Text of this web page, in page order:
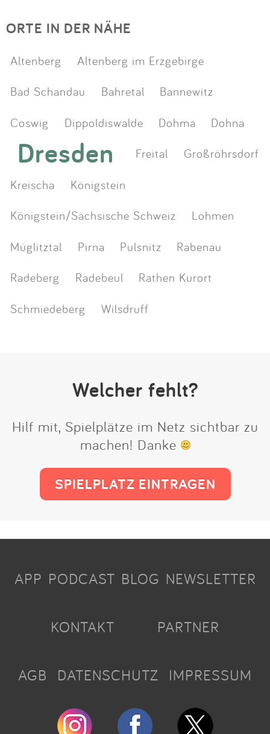
ORTE IN DER NÄHE
Altenberg
Altenberg im Erzgebirge
Bad Schandau
Bahretal
Bannewitz
Coswig
Dippoldiswalde Dohma Dohna
Dresden Freital
Großröhrsdorf
Kreischa
Königstein
Königstein/Sächsische Schweiz
Lohmen
Müglitztal
Pirna Pulsnitz
Rabenau
Radeberg
Radebeul
Rathen Kurort
Schmiedeberg
Wilsdruff
Welcher fehlt?
Hilf mit, Spielplätze im Netz sichtbar zu
machen! Danke
SPIELPLATZ EINTRAGEN
APP PODCAST BLOG NEWSLETTER
KONTAKT PARTNER
AGB DATENSCHUTZ IMPRESSUM